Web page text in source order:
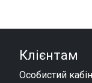
Клієнтам
Особистий